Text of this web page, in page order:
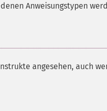
Anweisungstypen
angesehen, auch